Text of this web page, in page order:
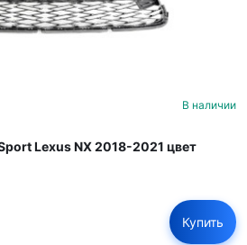
В наличии
Lexus NX 2018-2021 цвет
Купить